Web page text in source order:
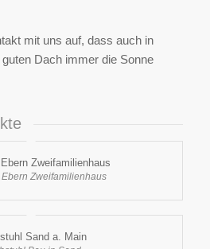
mit uns auf, dass auch in
Dach immer die Sonne
Zweifamilienhaus
Zweifamilienhaus
Sand a. Main